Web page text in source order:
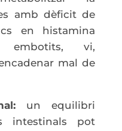
amb dèficit de
en histamina
embotits, vi,
mal de
un equilibri
intestinals pot